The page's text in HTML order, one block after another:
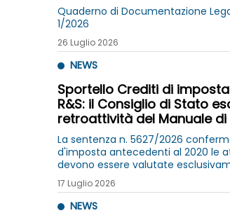
Quaderno di Documentazione
1/2026
26 Luglio 2026
NEWS
Sportello Crediti di
R&S: il Consiglio di Stato
retroattività del Manuale di
La sentenza n. 5627/2026
d'imposta antecedenti al 2020 le
devono essere valutate
della normativa vigente all'epoca,
retroattivamente i criteri del
17 Luglio 2026
NEWS